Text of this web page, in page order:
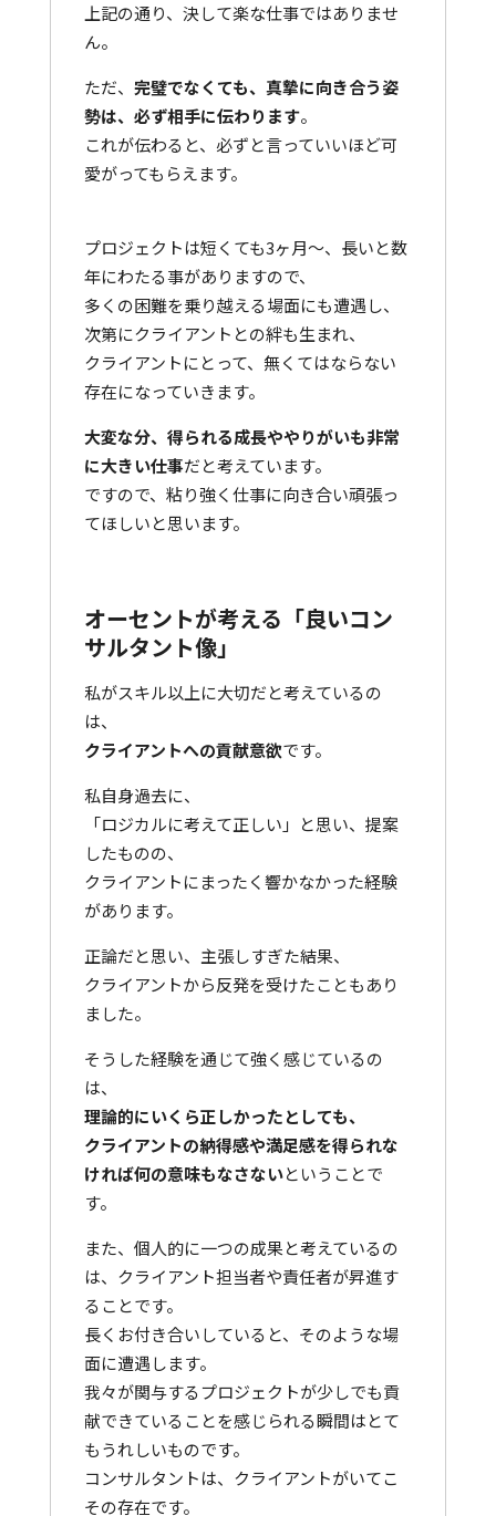
上記の通り、決して楽な仕事ではありませ
ん。
ただ、 完璧でなくても、真摯に向き合う姿
勢は、必ず相手に伝わります。
これが伝わると、必ずと言っていいほど可
愛がってもらえます。
プロジェクトは短くても3ヶ月～、長いと数
年にわたる事がありますので、
多くの困難を乗り越える場面にも遭遇し、
次第にクライアントとの絆も生まれ、
クライアントにとって、無くてはならない
存在になっていきます。
大変な分、得られる成長ややりがいも非常
に大きい仕事だと考えています。
ですので、粘り強く仕事に向き合い頑張っ
てほしいと思います。
オーセントが考える「良いコン
サルタント像」
私がスキル以上に大切だと考えているの
は、
クライアントへの貢献意欲です。
私自身過去に、
「ロジカルに考えて正しい」と思い、提案
したものの、
クライアントにまったく響かなかった経験
があります。
正論だと思い、主張しすぎた結果、
クライアントから反発を受けたこともあり
ました。
そうした経験を通じて強く感じているの
は、
理論的にいくら正しかったとしても、
クライアントの納得感や満足感を得られな
ければ何の意味もなさないということで
す。
また、個人的に一つの成果と考えているの
は、クライアント担当者や責任者が昇進す
ることです。
長くお付き合いしていると、そのような場
面に遭遇します。
我々が関与するプロジェクトが少しでも貢
献できていることを感じられる瞬間はとて
もうれしいものです。
コンサルタントは、クライアントがいてこ
その存在です。